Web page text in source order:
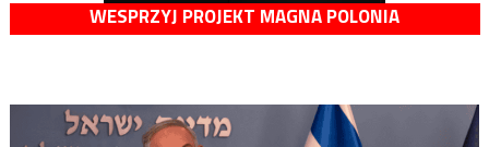
WESPRZYJ PROJEKT MAGNA POLONIA